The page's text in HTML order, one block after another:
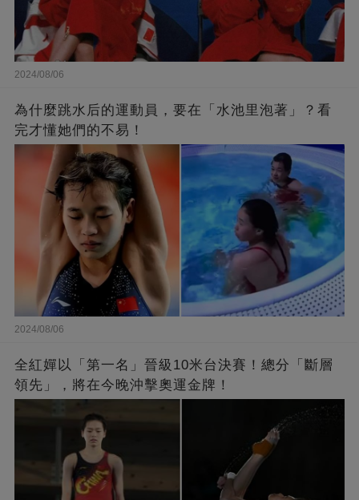
2024/08/06
為什麼跳水后的運動員，要在「水池里泡著」？看
完才懂她們的不易！
2024/08/06
全紅嬋以「第一名」晉級10米台決賽！總分「斷層
領先」，將在今晚沖擊奧運金牌！